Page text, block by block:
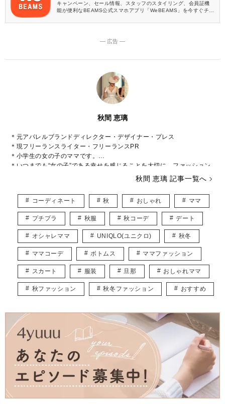
キャンペーン、セール情報、スタッフのスタイリング、会員証機
能が便利なBEAMS公式スマホアプリ「WeBEAMS」を今すぐチェ
― 広告 ―
秋間 恵璃
＊元アパレルブランドディレクター・デザイナー・プレス
＊現フリーランスライター・フリーランスPR
＊小学生の女の子のママです。
＊いつまでも“女の子”である幸せを感じることを大切に、ファッション
や美容などに関心をもって日々過ごしております♡
インスタグラム* @eriusa0325https://instagram.com/eriusa0325/
メール* eriusa0325@gmail.com
(コンタクトはインスタグラムのDM、メールアドレスへお願いいたしま
※恐れ入りますが、商品に関してのご質問にはお答えしかねます。
秋間 恵璃 記事一覧へ
コーディネート 秋 おしゃれ ママ
プチプラ 秋服 秋コーデ デート
オシャレママ UNIQLO(ユニクロ) 秋冬
ママコーデ ボトムス ママファッション
スカート 服装 旦那 おしゃれママ
秋ファッション 秋冬ファッション おすすめ